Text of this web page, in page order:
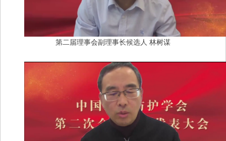
第二届理事会副理事长候选人 林树谋